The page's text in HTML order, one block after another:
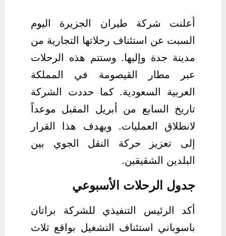
أعلنت شركة طيران الجزيرة اليوم
السبت عن استئناف رحلاتها التجارية من
مدينة جدة وإليها. وستتم هذه الرحلات
عبر مطار القيصومة في المملكة
العربية السعودية. كما حددت الشركة
تاريخ السابع من أبريل المقبل موعداً
لانطلاق العمليات. ويهدف هذا القرار
إلى تعزيز حركة النقل الجوي بين
البلدين الشقيقين.
جدول الرحلات الأسبوعي
أكد الرئيس التنفيذي للشركة براتان
باسوباني استئناف التشغيل بواقع ثلاث